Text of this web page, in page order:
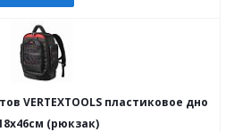
VERTEXTOOLS пластиковое дно
(рюкзак)